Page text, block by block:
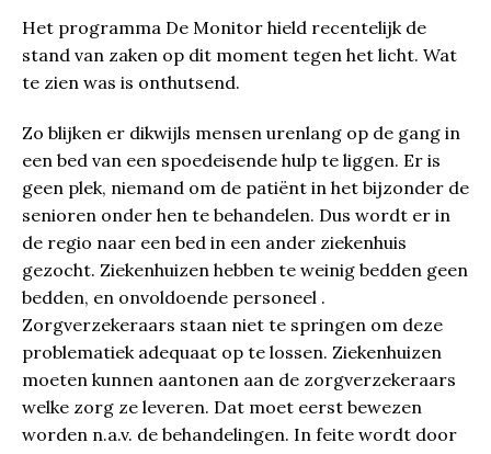
Het programma De Monitor hield recentelijk de
stand van zaken op dit moment tegen het licht. Wat
te zien was is onthutsend.
Zo blijken er dikwijls mensen urenlang op de gang in
een bed van een spoedeisende hulp te liggen. Er is
geen plek, niemand om de patiënt in het bijzonder de
senioren onder hen te behandelen. Dus wordt er in
de regio naar een bed in een ander ziekenhuis
gezocht. Ziekenhuizen hebben te weinig bedden geen
bedden, en onvoldoende personeel .
Zorgverzekeraars staan niet te springen om deze
problematiek adequaat op te lossen. Ziekenhuizen
moeten kunnen aantonen aan de zorgverzekeraars
welke zorg ze leveren. Dat moet eerst bewezen
worden n.a.v. de behandelingen. In feite wordt door